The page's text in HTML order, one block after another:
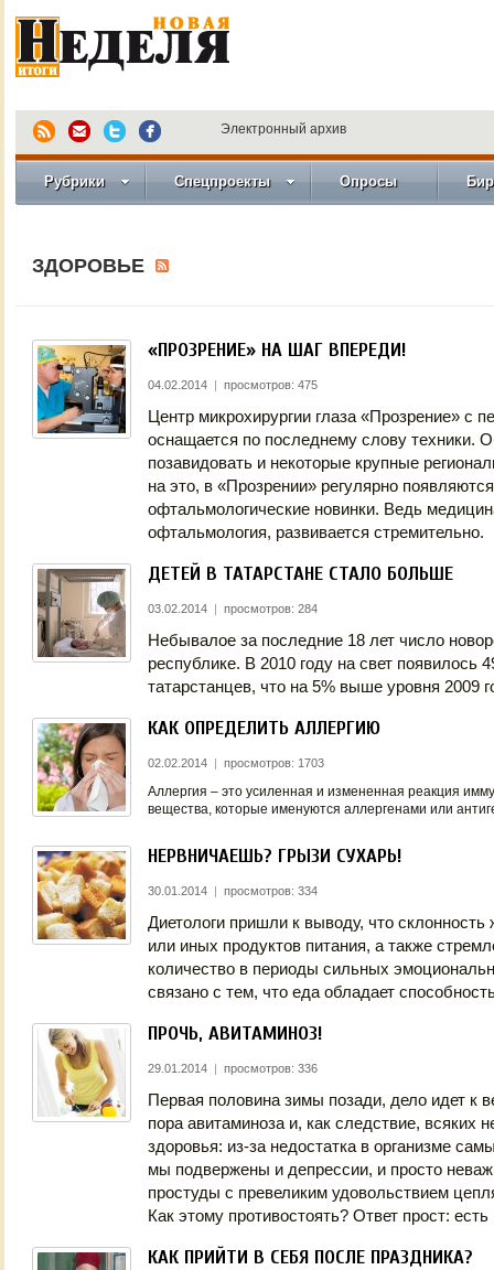
Электронный архив
Рубрики Спецпроекты Опросы
ЗДОРОВЬЕ
«ПРОЗРЕНИЕ» НА ШАГ ВПЕРЕДИ!
04.02.2014 | просмотров: 475
Центр микрохирургии глаза «Прозрение» с
оснащается по последнему слову техники.
позавидовать и некоторые крупные
на это, в «Прозрении» регулярно
офтальмологические новинки. Ведь
офтальмология, развивается стремительно.
ДЕТЕЙ В ТАТАРСТАНЕ СТАЛО БОЛЬШЕ
03.02.2014 | просмотров: 284
Небывалое за последние 18 лет число
республике. В 2010 году на свет появилось
татарстанцев, что на 5% выше уровня 2009
КАК ОПРЕДЕЛИТЬ АЛЛЕРГИЮ
02.02.2014 | просмотров: 1703
Аллергия – это усиленная и измененная реакция
вещества, которые именуются аллергенами или
НЕРВНИЧАЕШЬ? ГРЫЗИ СУХАРЬ!
30.01.2014 | просмотров: 334
Диетологи пришли к выводу, что
или иных продуктов питания, а также
количество в периоды сильных
связано с тем, что еда обладает
ПРОЧЬ, АВИТАМИНОЗ!
29.01.2014 | просмотров: 336
Первая половина зимы позади, дело идет к
пора авитаминоза и, как следствие, всяких
здоровья: из-за недостатка в организме
мы подвержены и депрессии, и просто
простуды с превеликим удовольствием
Как этому противостоять? Ответ прост:
КАК ПРИЙТИ В СЕБЯ ПОСЛЕ ПРАЗДНИКА?